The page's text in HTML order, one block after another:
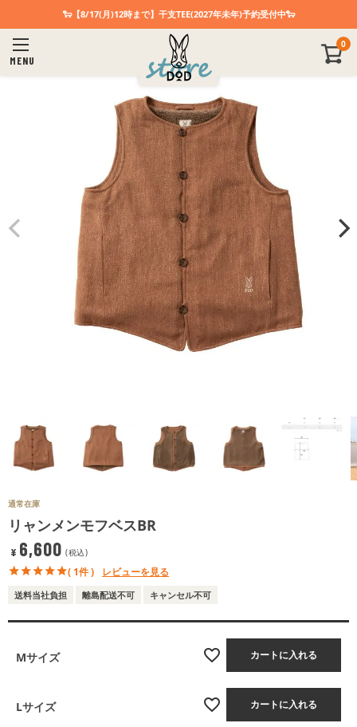
🐑【8/17(月)12時まで】干支TEE(2027年未年)予約受付中🐑
MENU
0
通常在庫
リャンメンモフベスBR
¥ 6,600 税込
( 1件 ) レビューを見る
送料当社負担 離島配送不可 キャンセル不可
Mサイズ カートに入れる
Lサイズ カートに入れる